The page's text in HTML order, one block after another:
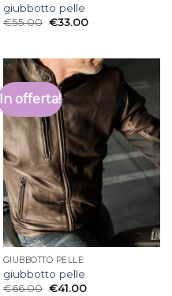
giubbotto pelle
€55.00 €33.00
In offerta!
GIUBBOTTO PELLE
giubbotto pelle
€66.00 €41.00